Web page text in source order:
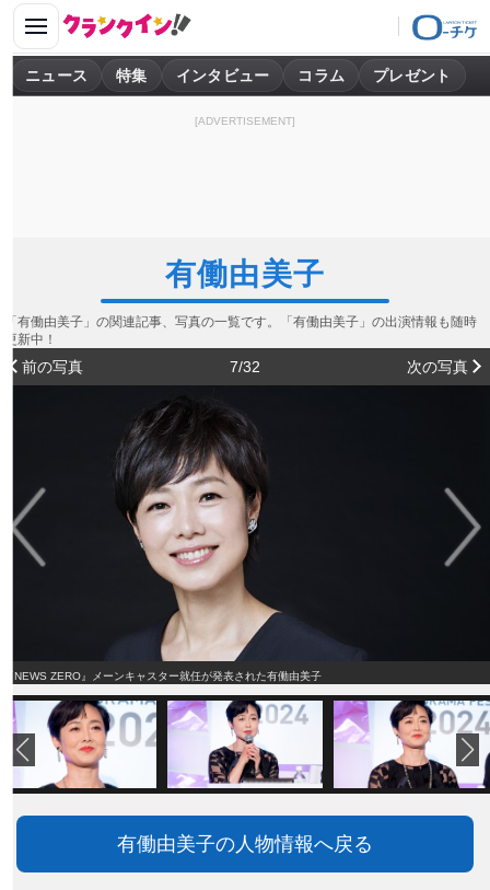
ニュース 特集 インタビュー コラム プレゼント
[ADVERTISEMENT]
有働由美子
「有働由美子」の関連記事、写真の一覧です。「有働由美子」の出演情報も随時
更新中！
前の写真 7/32 次の写真
『NEWS ZERO』メーンキャスター就任が発表された有働由美子
有働由美子の人物情報へ戻る